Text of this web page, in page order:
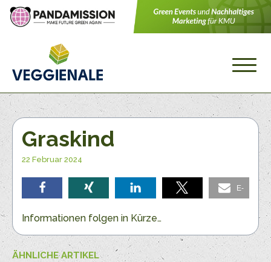
Graskind
22 Februar 2024
teilen teilen teilen
E-
Informationen folgen in Kürze…
ÄHNLICHE ARTIKEL